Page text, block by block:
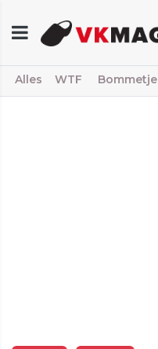
Alles WTF Bommetje